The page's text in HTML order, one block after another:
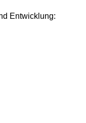
Entwicklung: